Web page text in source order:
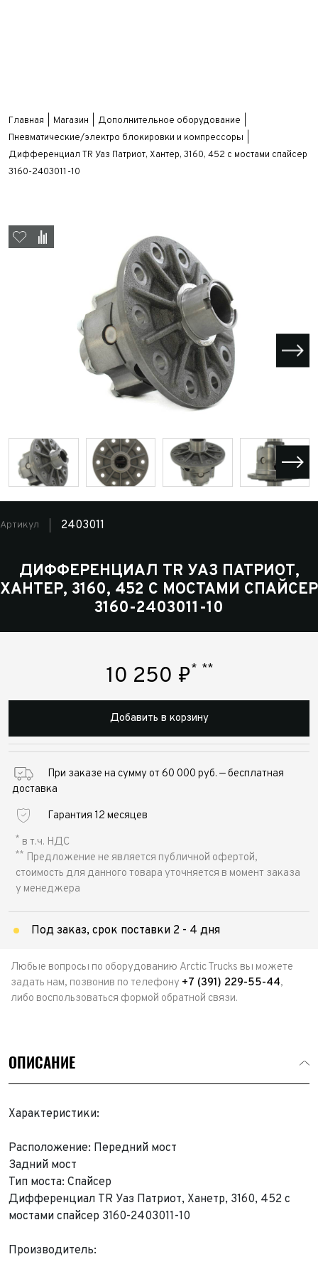
Главная Магазин
Дополнительное оборудование
Пневматические/электро блокировки и компрессоры
Дифференциал TR Уаз Патриот, Хантер, 3160, 452 с мостами спайсер
3160-2403011-10
Артикул 2403011
ДИФФЕРЕНЦИАЛ TR УАЗ ПАТРИОТ,
ХАНТЕР, 3160, 452 С МОСТАМИ СПАЙСЕР
3160-2403011-10
10 250 ₽* **
Добавить в корзину
При заказе на сумму от 60 000 руб. — бесплатная
доставка
Гарантия 12 месяцев
* в т.ч. НДС
** Предложение не является публичной офертой,
стоимость для данного товара уточняется в момент заказа
у менеджера
Под заказ, срок поставки 2 - 4 дня
Любые вопросы по оборудованию Arctic Trucks вы можете
задать нам, позвонив по телефону +7 (391) 229-55-44,
либо воспользоваться формой обратной связи.
ОПИСАНИЕ
Характеристики:
Расположение: Передний мост
Задний мост
Тип моста: Спайсер
Дифференциал TR Уаз Патриот, Ханетр, 3160, 452 с
мостами спайсер 3160-2403011-10
Производитель:Обратная связь
Выкуп авто